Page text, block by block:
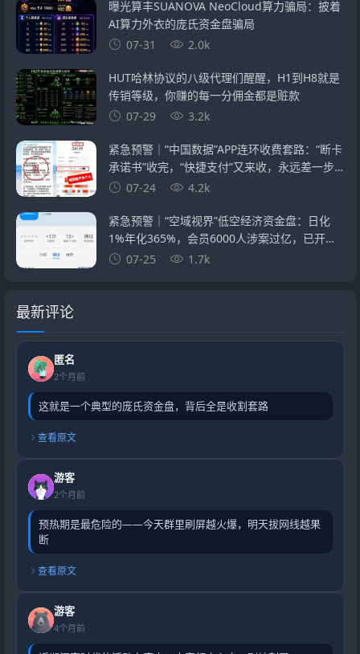
曝光算丰SUANOVA NeoCloud算力骗局：披着
AI算力外衣的庞氏资金盘骗局
07-31
2.0k
HUT哈林协议的八级代理们醒醒，H1到H8就是
传销等级，你赚的每一分佣金都是赃款
07-29
3.2k
紧急预警｜“中国数据”APP连环收费套路：“断卡
承诺书”收完，“快捷支付”又来收，永远差一步
的回报07-24 4.2k
紧急预警｜“空域视界”低空经济资金盘：日化
1%年化365%，会员6000人涉案过亿，已开始
单割封号——智航智引怎么崩的，它就怎么崩
07-25 1.7k
最新评论
匿名
2个月前
这就是一个典型的庞氏资金盘，背后全是收割套路
查看原文
游客
2个月前
预热期是最危险的——今天群里刷屏越火爆，明天拔网线越果
断
查看原文
游客
4个月前